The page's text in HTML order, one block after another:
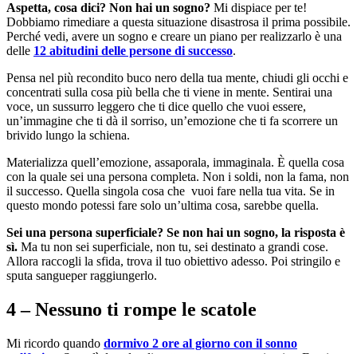
Aspetta, cosa dici? Non hai un sogno? Mi dispiace per te!
Dobbiamo rimediare a questa situazione disastrosa il prima possibile.
Perché vedi, avere un sogno e creare un piano per realizzarlo è una
delle 12 abitudini delle persone di successo.
Pensa nel più recondito buco nero della tua mente, chiudi gli occhi e
concentrati sulla cosa più bella che ti viene in mente. Sentirai una
voce, un sussurro leggero che ti dice quello che vuoi essere,
un’immagine che ti dà il sorriso, un’emozione che ti fa scorrere un
brivido lungo la schiena.
Materializza quell’emozione, assaporala, immaginala. È quella cosa
con la quale sei una persona completa. Non i soldi, non la fama, non
il successo. Quella singola cosa che vuoi fare nella tua vita. Se in
questo mondo potessi fare solo un’ultima cosa, sarebbe quella.
Sei una persona superficiale? Se non hai un sogno, la risposta è
sì. Ma tu non sei superficiale, non tu, sei destinato a grandi cose.
Allora raccogli la sfida, trova il tuo obiettivo adesso. Poi stringilo e
sputa sangueper raggiungerlo.
4 – Nessuno ti rompe le scatole
Mi ricordo quando dormivo 2 ore al giorno con il sonno